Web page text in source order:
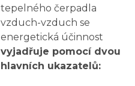
tepelného čerpadla
vzduch-vzduch se
energetická účinnost
vyjadřuje pomocí dvou
hlavních ukazatelů: